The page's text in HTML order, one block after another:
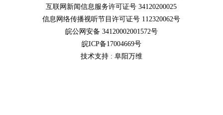
互联网新闻信息服务许可证号 34120200025
信息网络传播视听节目许可证号 112320062号
皖公网安备 34120002001572号
皖ICP备17004669号
技术支持 : 阜阳万维